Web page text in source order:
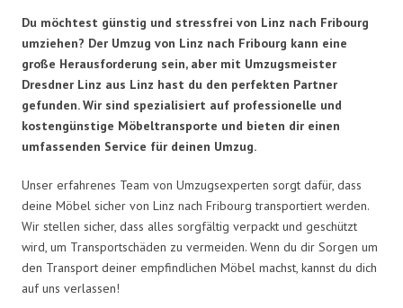
Du möchtest günstig und stressfrei von Linz nach Fribourg
umziehen? Der Umzug von Linz nach Fribourg kann eine
große Herausforderung sein, aber mit Umzugsmeister
Dresdner Linz aus Linz hast du den perfekten Partner
gefunden. Wir sind spezialisiert auf professionelle und
kostengünstige Möbeltransporte und bieten dir einen
umfassenden Service für deinen Umzug.
Unser erfahrenes Team von Umzugsexperten sorgt dafür, dass
deine Möbel sicher von Linz nach Fribourg transportiert werden.
Wir stellen sicher, dass alles sorgfältig verpackt und geschützt
wird, um Transportschäden zu vermeiden. Wenn du dir Sorgen um
den Transport deiner empfindlichen Möbel machst, kannst du dich
auf uns verlassen!